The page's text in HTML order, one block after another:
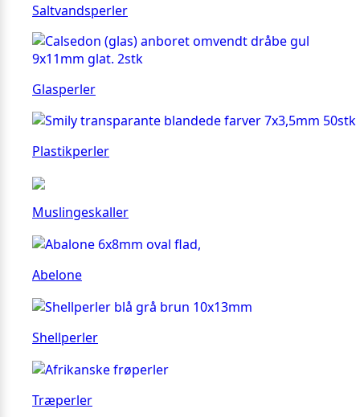
Saltvandsperler
Glasperler
Plastikperler
Muslingeskaller
Abelone
Shellperler
Træperler